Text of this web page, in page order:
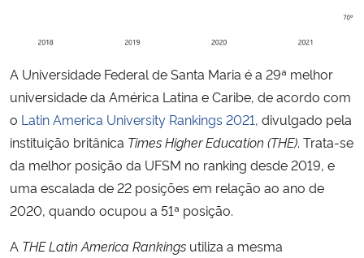
Gabinete de Segurança Institucional
Advocacia-Geral da União
Banco Central do Brasil
A Universidade Federal de Santa Maria é a 29ª melhor
universidade da América Latina e Caribe, de acordo com
o Latin America University Rankings 2021, divulgado pela
instituição britânica Times Higher Education (THE). Trata-se
da melhor posição da UFSM no ranking desde 2019, e
uma escalada de 22 posições em relação ao ano de
2020, quando ocupou a 51ª posição.
A THE Latin America Rankings utiliza a mesma